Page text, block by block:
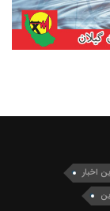
اخبار